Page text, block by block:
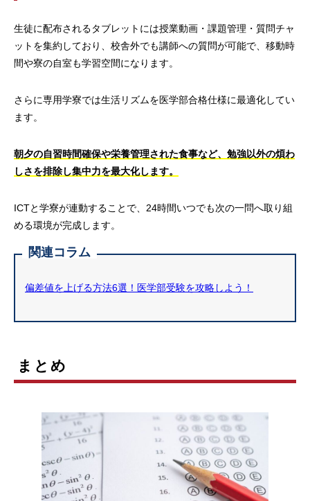
生徒に配布されるタブレットには授業動画・課題管理・質問チャ
ットを集約しており、校舎外でも講師への質問が可能で、移動時
間や寮の自室も学習空間になります。
さらに専用学寮では生活リズムを医学部合格仕様に最適化してい
ます。
朝夕の自習時間確保や栄養管理された食事など、勉強以外の煩わ
しさを排除し集中力を最大化します。
ICTと学寮が連動することで、24時間いつでも次の一問へ取り組
める環境が完成します。
関連コラム
偏差値を上げる方法6選！医学部受験を攻略しよう！
まとめ